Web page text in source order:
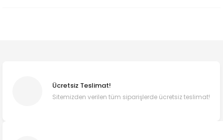
Ücretsiz Teslimat!
Sitemizden verilen tüm siparişlerde ücretsiz teslimat!